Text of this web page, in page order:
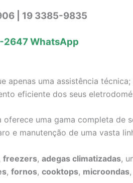
| 19 3385-9835
2647WhatsApp
apenas uma assistência
eficiente dos seus
oferece uma gama completa de
e manutenção de uma vasta
freezers, adegas climatizadas,
, fornos, cooktops, microondas,